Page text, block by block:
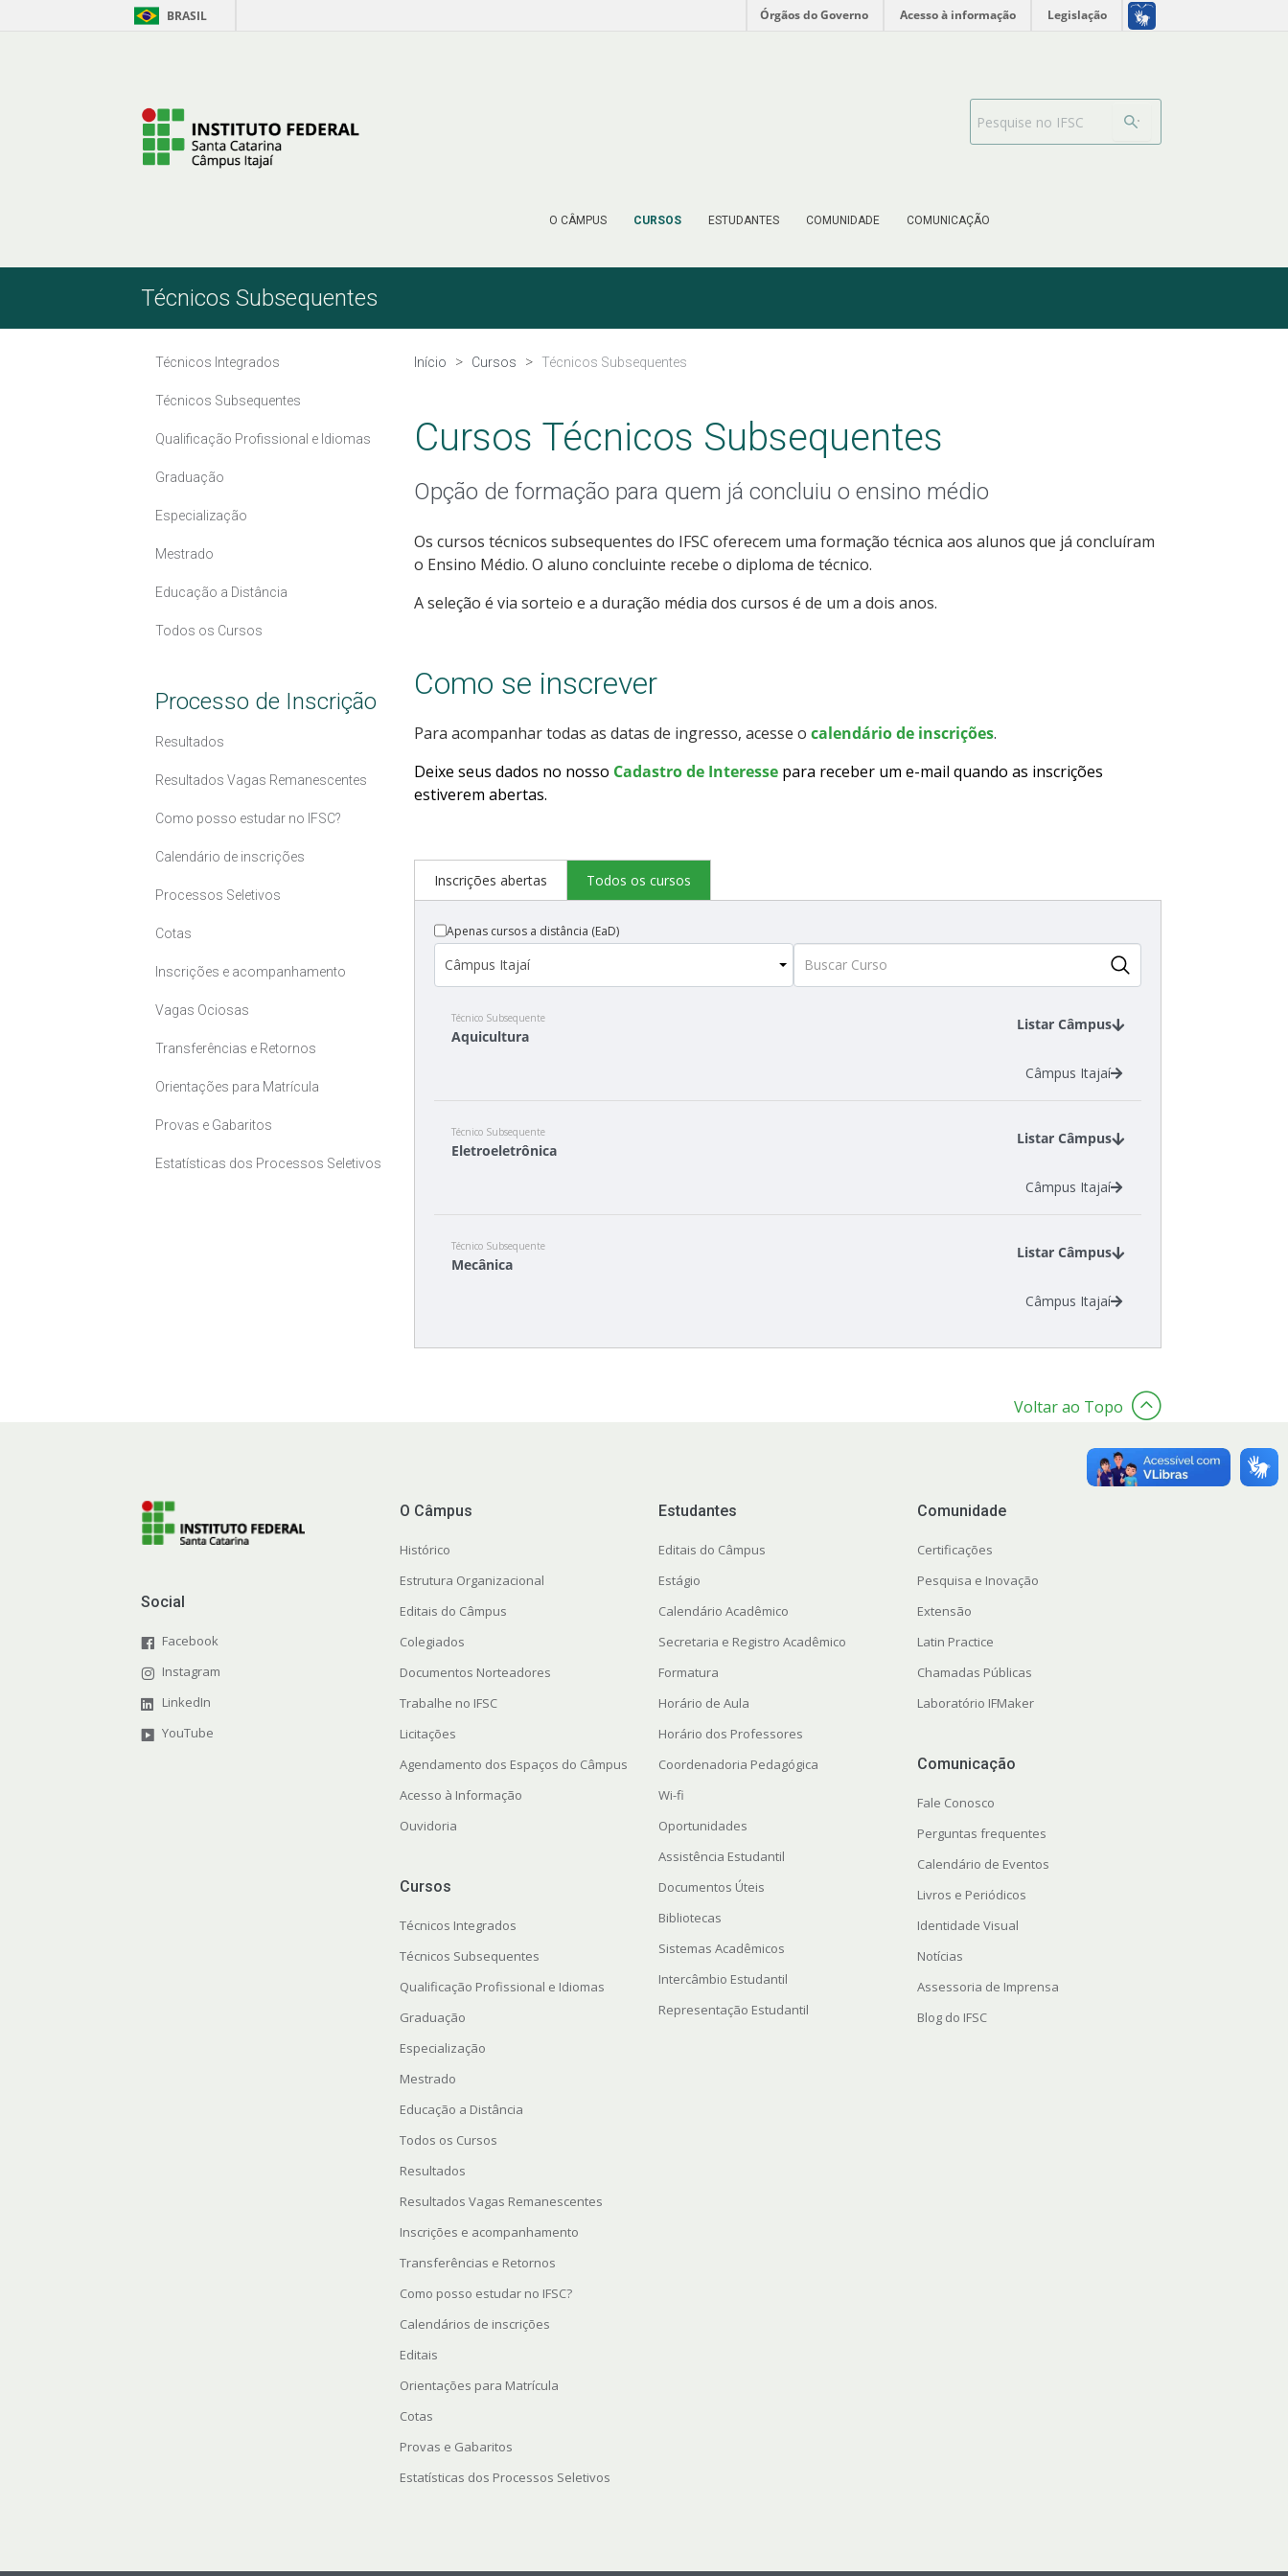
BRASIL Órgãos do Governo Acesso à informação Legislação
O CÂMPUS CURSOS ESTUDANTES COMUNIDADE COMUNICAÇÃO
Search Bar
Técnicos Subsequentes
Técnicos Integrados
Técnicos Subsequentes
Qualificação Profissional e Idiomas
Graduação
Especialização
Mestrado
Educação a Distância
Todos os Cursos
Processo de Inscrição
Resultados
Resultados Vagas Remanescentes
Como posso estudar no IFSC?
Calendário de inscrições
Processos Seletivos
Cotas
Inscrições e acompanhamento
Vagas Ociosas
Transferências e Retornos
Orientações para Matrícula
Provas e Gabaritos
Estatísticas dos Processos Seletivos
Início Cursos Técnicos Subsequentes
Cursos Técnicos Subsequentes
Opção de formação para quem já concluiu o ensino médio
Os cursos técnicos subsequentes do IFSC oferecem uma formação técnica aos alunos que já concluíram
o Ensino Médio. O aluno concluinte recebe o diploma de técnico.
A seleção é via sorteio e a duração média dos cursos é de um a dois anos.
Como se inscrever
Para acompanhar todas as datas de ingresso, acesse o calendário de inscrições.
Deixe seus dados no nosso Cadastro de Interesse para receber um e-mail quando as inscrições
estiverem abertas.
Inscrições abertas Todos os cursos
Apenas cursos a distância (EaD)
Técnico Subsequente
Aquicultura
Listar Câmpus
Câmpus Itajaí
Técnico Subsequente
Eletroeletrônica
Listar Câmpus
Câmpus Itajaí
Técnico Subsequente
Mecânica
Listar Câmpus
Câmpus Itajaí
Voltar ao Topo
Social
Facebook
Instagram
LinkedIn
YouTube
O Câmpus
Histórico
Estrutura Organizacional
Editais do Câmpus
Colegiados
Documentos Norteadores
Trabalhe no IFSC
Licitações
Agendamento dos Espaços do Câmpus
Acesso à Informação
Ouvidoria
Cursos
Técnicos Integrados
Técnicos Subsequentes
Qualificação Profissional e Idiomas
Graduação
Especialização
Mestrado
Educação a Distância
Todos os Cursos
Resultados
Resultados Vagas Remanescentes
Inscrições e acompanhamento
Transferências e Retornos
Como posso estudar no IFSC?
Calendários de inscrições
Editais
Orientações para Matrícula
Cotas
Provas e Gabaritos
Estatísticas dos Processos Seletivos
Estudantes
Editais do Câmpus
Estágio
Calendário Acadêmico
Secretaria e Registro Acadêmico
Formatura
Horário de Aula
Horário dos Professores
Coordenadoria Pedagógica
Wi-fi
Oportunidades
Assistência Estudantil
Documentos Úteis
Bibliotecas
Sistemas Acadêmicos
Intercâmbio Estudantil
Representação Estudantil
Comunidade
Certificações
Pesquisa e Inovação
Extensão
Latin Practice
Chamadas Públicas
Laboratório IFMaker
Comunicação
Fale Conosco
Perguntas frequentes
Calendário de Eventos
Livros e Periódicos
Identidade Visual
Notícias
Assessoria de Imprensa
Blog do IFSC